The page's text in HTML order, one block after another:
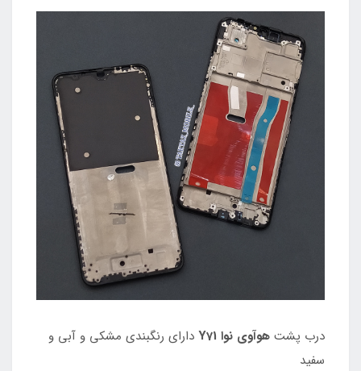
درب پشت هوآوی نوا Y71
دارای رنگبندی مشکی و آبی و
سفید